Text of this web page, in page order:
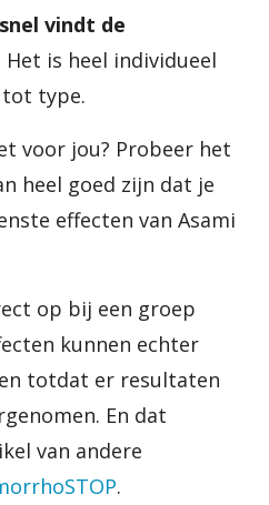
vindt de
Het is heel individueel
type.
voor jou? Probeer het
heel goed zijn dat je
effecten van Asami
op bij een groep
kunnen echter
totdat er resultaten
En dat
van andere
.